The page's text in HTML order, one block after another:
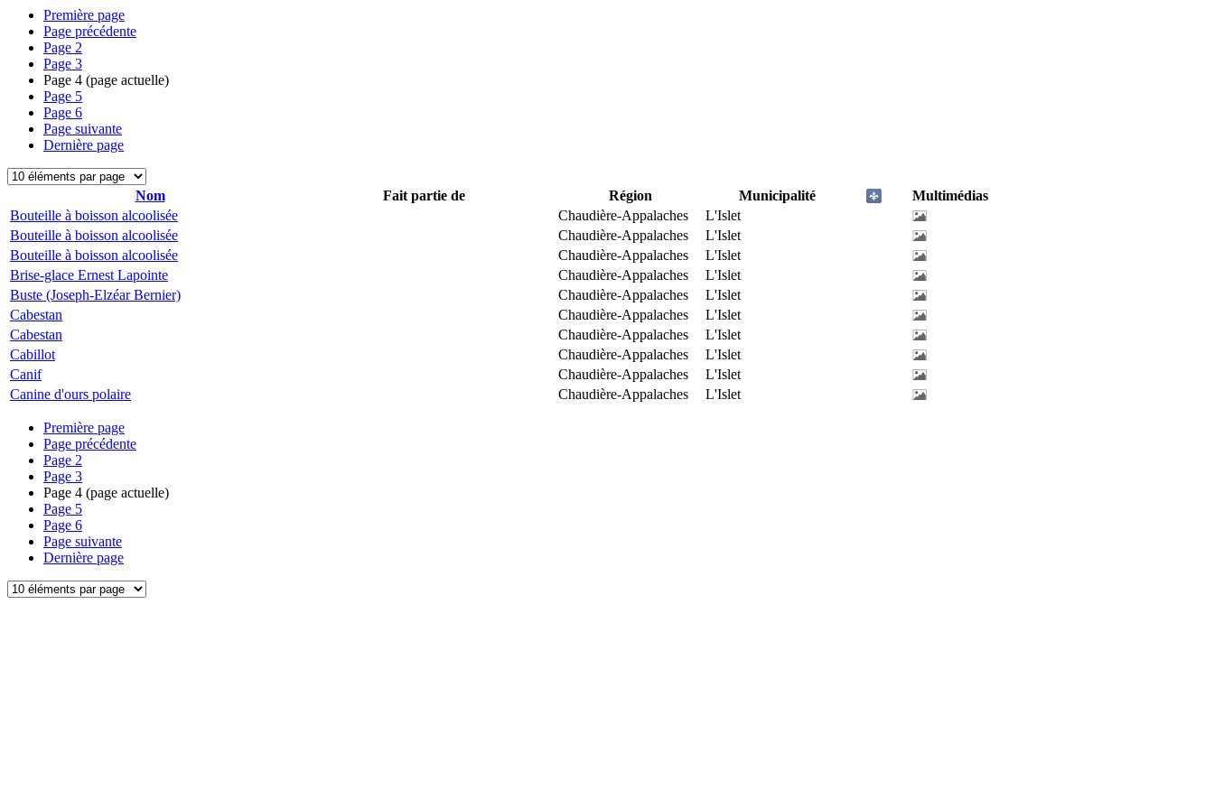
Première page
Page précédente
Page 2
Page 3
Page 4 (page actuelle)
Page 5
Page 6
Page suivante
Dernière page
Nom Fait partie de Région Municipalité
Multimédias
Bouteille à boisson alcoolisée
Chaudière-Appalaches
L'Islet
Bouteille à boisson alcoolisée
Chaudière-Appalaches
L'Islet
Bouteille à boisson alcoolisée
Chaudière-Appalaches
L'Islet
Brise-glace Ernest Lapointe
Chaudière-Appalaches
L'Islet
Buste (Joseph-Elzéar Bernier)
Chaudière-Appalaches
L'Islet
Cabestan
Chaudière-Appalaches
L'Islet
Cabestan
Chaudière-Appalaches
L'Islet
Cabillot
Chaudière-Appalaches
L'Islet
Canif
Chaudière-Appalaches
L'Islet
Canine d'ours polaire
Chaudière-Appalaches L'Islet
Première page
Page précédente
Page 2
Page 3
Page 4 (page actuelle)
Page 5
Page 6
Page suivante
Dernière page